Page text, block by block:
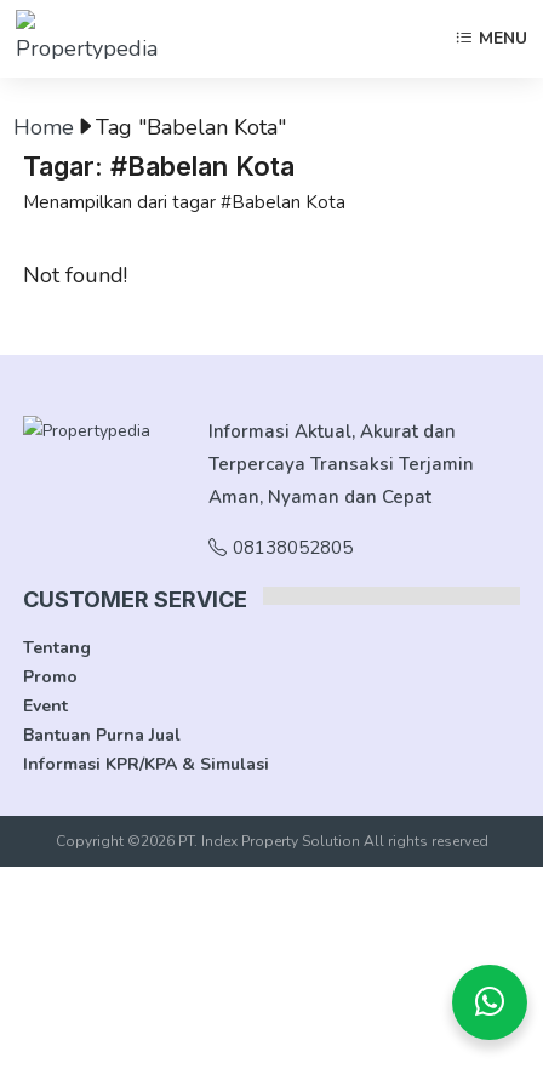
MENU
Home Tag "Babelan Kota"
Tagar: #Babelan Kota
Menampilkan dari tagar #Babelan Kota
Not found!
Informasi Aktual, Akurat dan
Terpercaya Transaksi Terjamin
Aman, Nyaman dan Cepat
08138052805
CUSTOMER SERVICE
Tentang
Promo
Event
Bantuan Purna Jual
Informasi KPR/KPA & Simulasi
Copyright ©2026 PT. Index Property Solution All rights reserved